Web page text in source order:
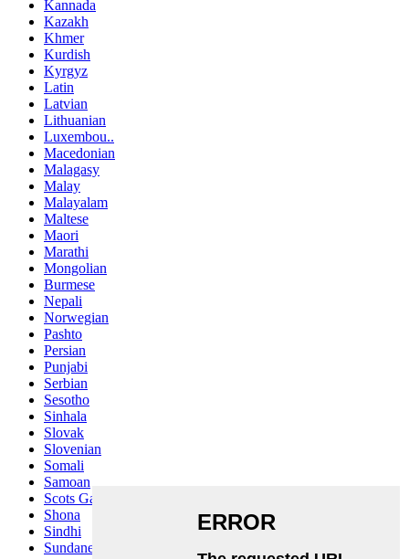
Kannada
Kazakh
Khmer
Kurdish
Kyrgyz
Latin
Latvian
Lithuanian
Luxembou..
Macedonian
Malagasy
Malay
Malayalam
Maltese
Maori
Marathi
Mongolian
Burmese
Nepali
Norwegian
Pashto
Persian
Punjabi
Serbian
Sesotho
Sinhala
Slovak
Slovenian
Somali
Samoan
Scots Gaelic
Shona
Sindhi
Sundanese